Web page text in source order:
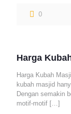
0
Harga
Harga Kubah
kubah masjid
Dengan semakin
motif-motif […]